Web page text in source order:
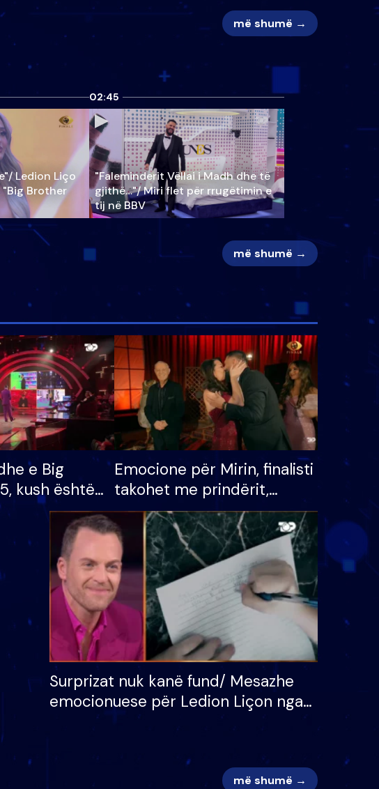
më shumë →
Ledion Liço
Brother
02:45
"Faleminderit Vëllai i Madh dhe të
gjithë…"/ Miri flet për rrugëtimin e
tij në BBV
më shumë →
e Big
kush është
që lë shtëpinë
për
e madh
Emocione për Mirin, finalisti
takohet me prindërit,
vajzën dhe bashkëshorten:
S’kemi ndonjë letër divorci
apo jo?
Surprizat nuk kanë fund/ Mesazhe
emocionuese për Ledion Liçon nga
nëna dhe fëmijët e tij, moderatori
më shumë →